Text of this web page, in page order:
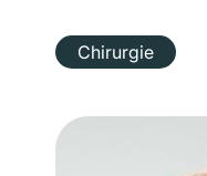
Chirurgie